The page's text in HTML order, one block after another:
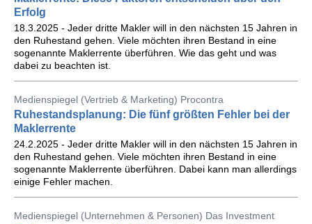
Erfolg
18.3.2025 - Jeder dritte Makler will in den nächsten 15 Jahren in
den Ruhestand gehen. Viele möchten ihren Bestand in eine
sogenannte Maklerrente überführen. Wie das geht und was
dabei zu beachten ist.
Medienspiegel (Vertrieb & Marketing) Procontra
Ruhestandsplanung: Die fünf größten Fehler bei der
Maklerrente
24.2.2025 - Jeder dritte Makler will in den nächsten 15 Jahren in
den Ruhestand gehen. Viele möchten ihren Bestand in eine
sogenannte Maklerrente überführen. Dabei kann man allerdings
einige Fehler machen.
Medienspiegel (Unternehmen & Personen) Das Investment